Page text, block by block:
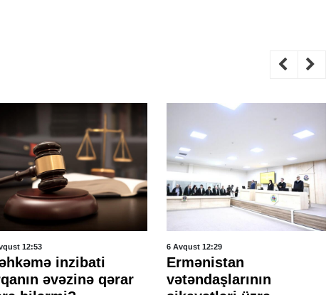
12:53
inzibati
əvəzinə qərar
6 Avqust 12:29
Ermənistan
vətəndaşlarının